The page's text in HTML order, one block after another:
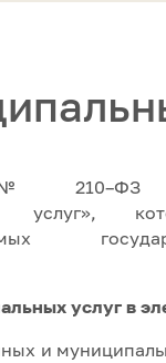
№ 210–ФЗ
услуг»,
услуг в
и